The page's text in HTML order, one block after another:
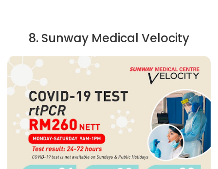
8. Sunway Medical Velocity